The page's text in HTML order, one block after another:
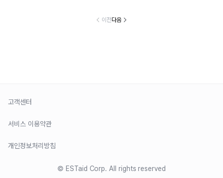
이전다음
고객센터
서비스 이용약관
개인정보처리방침
© ESTaid Corp. All rights reserved